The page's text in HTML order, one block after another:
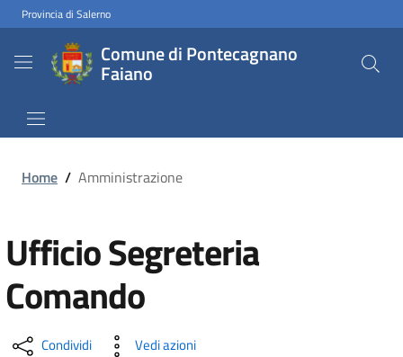
Provincia di Salerno
Comune di Pontecagnano
Faiano
Home / Amministrazione
Ufficio Segreteria
Comando
Condividi Vedi azioni